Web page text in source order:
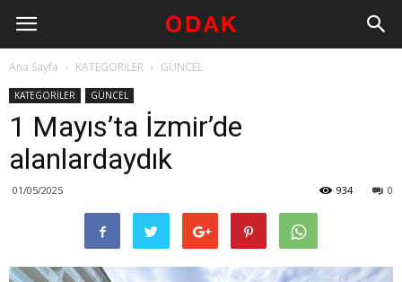
Ana Sayfa KATEGORİLER GÜNCEL
KATEGORİLER GÜNCEL
1 Mayıs’ta İzmir’de
alanlardaydık
01/05/2025 0
934